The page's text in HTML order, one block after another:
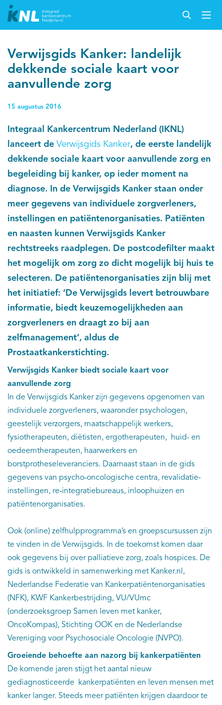
Verwijsgids Kanker: landelijk
dekkende sociale kaart voor
aanvullende zorg
15 augustus 2016
Integraal Kankercentrum Nederland (IKNL)
lanceert de Verwijsgids Kanker, de eerste landelijk
dekkende sociale kaart voor aanvullende zorg en
begeleiding bij kanker, op ieder moment na
diagnose. In de Verwijsgids Kanker staan onder
meer gegevens van individuele zorgverleners,
instellingen en patiëntenorganisaties. Patiënten
en naasten kunnen Verwijsgids Kanker
rechtstreeks raadplegen. De postcodefilter maakt
het mogelijk om zorg zo dicht mogelijk bij huis te
selecteren. De patiëntenorganisaties zijn blij met
het initiatief: ‘De Verwijsgids levert betrouwbare
informatie, biedt keuzemogelijkheden aan
zorgverleners en draagt zo bij aan
zelfmanagement’, aldus de
Prostaatkankerstichting.
Verwijsgids Kanker biedt sociale kaart voor
aanvullende zorg
In de Verwijsgids Kanker zijn gegevens opgenomen van
individuele zorgverleners, waaronder psychologen,
geestelijk verzorgers, maatschappelijk werkers,
fysiotherapeuten, diëtisten, ergotherapeuten, huid- en
oedeemtherapeuten, haarwerkers en
borstprotheseleveranciers. Daarnaast staan in de gids
gegevens van psycho-oncologische centra, revalidatie-
instellingen, re-integratiebureaus, inloophuizen en
patiëntenorganisaties.
Ook (online) zelfhulpprogramma’s en groepscursussen zijn
te vinden in de Verwijsgids. In de toekomst komen daar
ook gegevens bij over palliatieve zorg, zoals hospices. De
gids is ontwikkeld in samenwerking met Kanker.nl,
Nederlandse Federatie van Kankerpatiëntenorganisaties
(NFK), KWF Kankerbestrijding, VU/VUmc
(onderzoeksgroep Samen leven met kanker,
OncoKompas), Stichting OOK en de Nederlandse
Vereniging voor Psychosociale Oncologie (NVPO).
Groeiende behoefte aan nazorg bij kankerpatiënten
De komende jaren stijgt het aantal nieuw
gediagnosticeerde kankerpatiënten en leven mensen met
kanker langer. Steeds meer patiënten krijgen daardoor te